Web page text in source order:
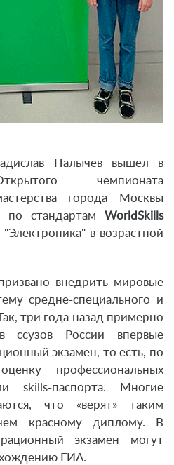
Палычев вышел в
чемпионата
города Москвы
по стандартам WorldSkills
в возрастной
внедрить мировые
средне-специального и
три года назад примерно
ссузов России впервые
экзамен, то есть, по
профессиональных
skills-паспорта. Многие
что «верят» таким
красному диплому. В
экзамен могут
ГИА.